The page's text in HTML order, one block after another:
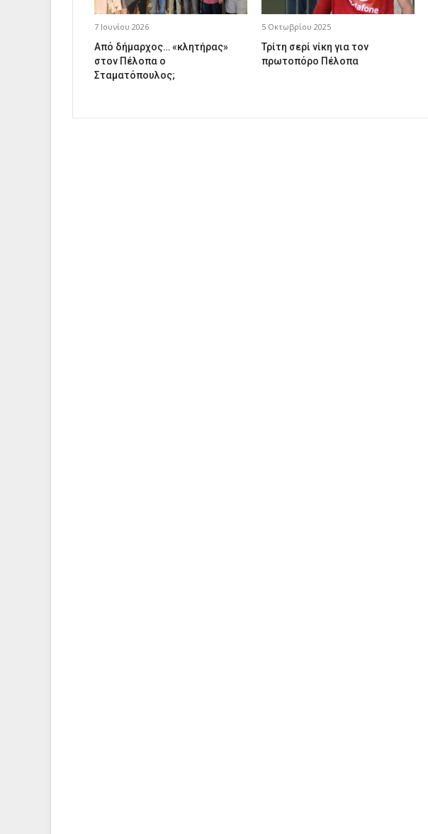
7 Ιουνίου 2026
Από δήμαρχος… «κλητήρας»
στον Πέλοπα ο
Σταματόπουλος;
5 Οκτωβρίου 2025
Τρίτη σερί νίκη για τον
πρωτοπόρο Πέλοπα